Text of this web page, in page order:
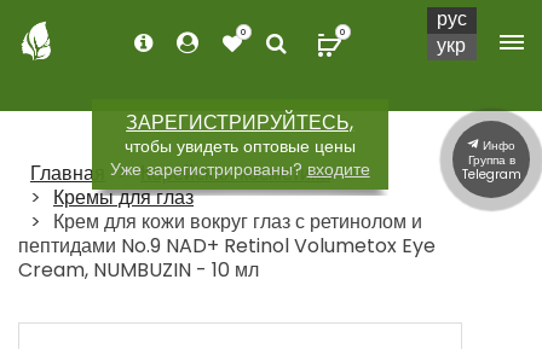
ЗАРЕГИСТРИРУЙТЕСЬ,
чтобы увидеть оптовые цены
Уже зарегистрированы? входите
0 0
Главная
Корейская косметика
Кремы для глаз
Крем для кожи вокруг глаз с ретинолом и
пептидами No.9 NAD+ Retinol Volumetox Eye
Cream, NUMBUZIN - 10 мл
рус
укр
Инфо
Группа в
Telegram